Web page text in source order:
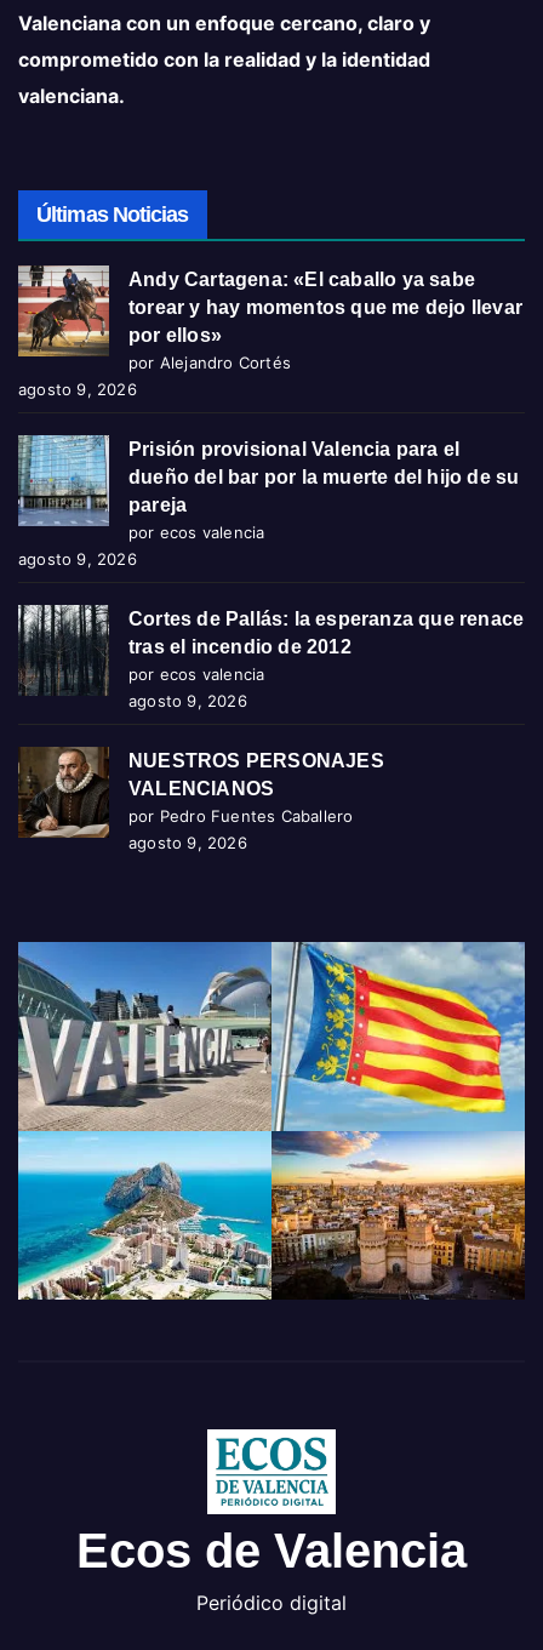
Valenciana con un enfoque cercano, claro y
comprometido con la realidad y la identidad
valenciana.
Últimas Noticias
Andy Cartagena: «El caballo ya sabe
torear y hay momentos que me dejo llevar
por ellos»
por Alejandro Cortés
agosto 9, 2026
Prisión provisional Valencia para el
dueño del bar por la muerte del hijo de su
pareja
por ecos valencia
agosto 9, 2026
Cortes de Pallás: la esperanza que renace
tras el incendio de 2012
por ecos valencia
agosto 9, 2026
NUESTROS PERSONAJES
VALENCIANOS
por Pedro Fuentes Caballero
agosto 9, 2026
Ecos de Valencia
Periódico digital